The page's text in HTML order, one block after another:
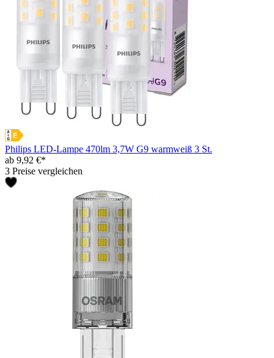
Philips LED-Lampe 470lm 3,7W G9 warmweiß 3 St.
ab 9,92 €*
3 Preise vergleichen